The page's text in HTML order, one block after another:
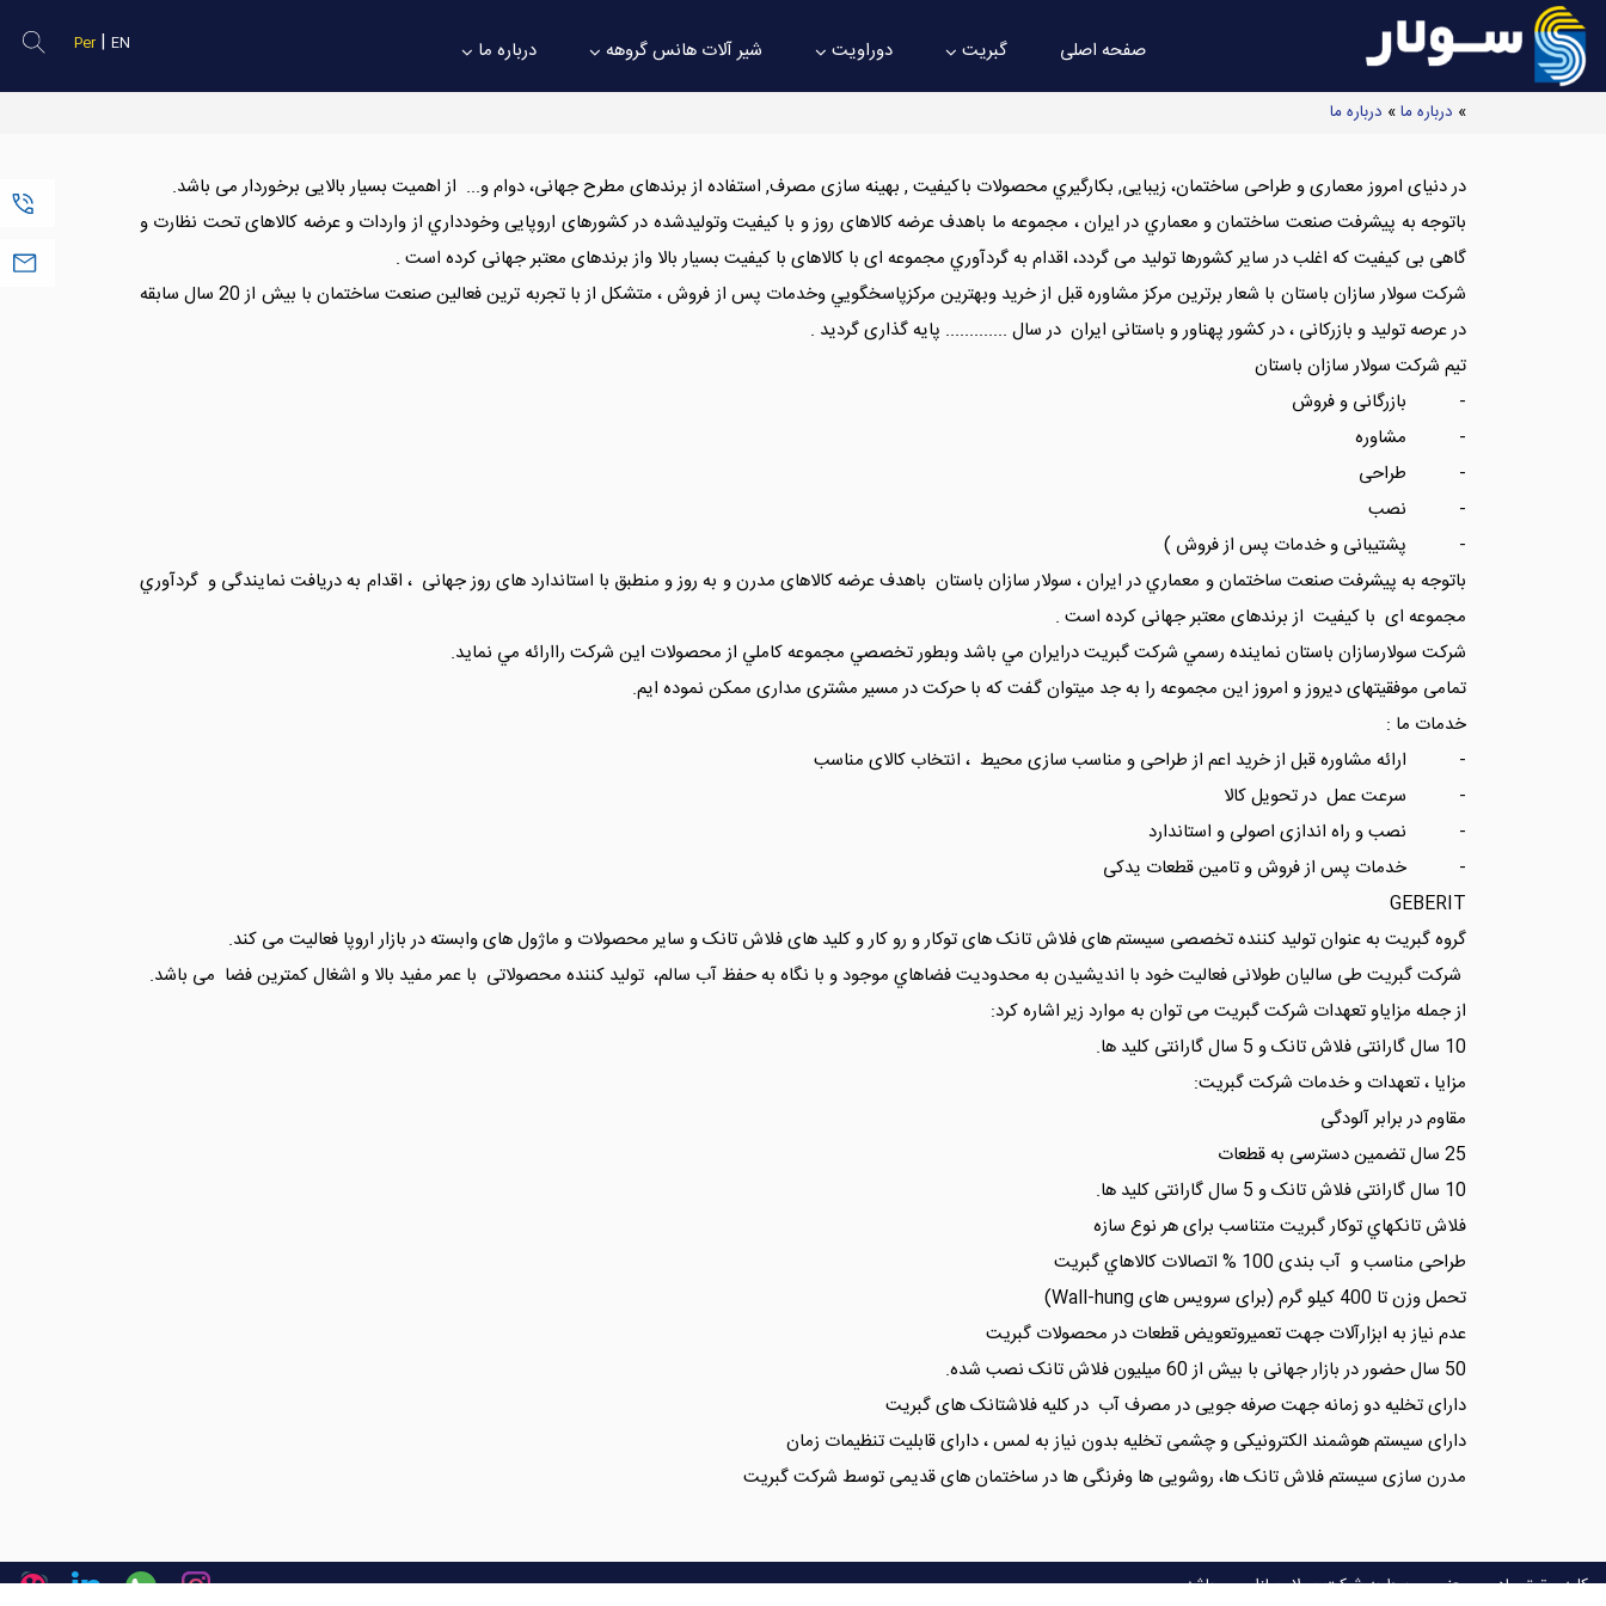
صفحه اصلی گبریت دوراویت شیر آلات هانس گروهه درباره ما Per | EN
» درباره ما» درباره ما
در دنیای امروز معماری و طراحی ساختمان، زیبایی, بكارگيري محصولات باکیفیت , بهینه سازی مصرف, استفاده از برندهای مطرح جهانی، دوام و... از اهمیت بسیار بالایی برخوردار می باشد.
باتوجه به پیشرفت صنعت ساختمان و معماري در ایران ، مجموعه ما باهدف عرضه کالاهای روز و با کیفیت وتوليدشده در کشورهای اروپایی وخودداري از واردات و عرضه کالاهای تحت نظارت و
گاهی بی کیفیت که اغلب در سایر کشورها تولید می گردد، اقدام به گردآوري مجموعه ای با کالاهای با کیفیت بسیار بالا واز برندهای معتبر جهانی كرده است .
شرکت سولار سازان باستان با شعار برترین مرکز مشاوره قبل از خرید وبهترين مركزپاسخگويي وخدمات پس از فروش ، متشکل از با تجربه ترین فعالین صنعت ساختمان با بیش از 20 سال سابقه
در عرصه تولید و بازرکانی ، در کشور پهناور و باستانی ایران در سال ............. پایه گذاری گردید .
تیم شرکت سولار سازان باستان
- بازرگانی و فروش
- مشاوره
- طراحی
- نصب
- پشتیبانی و خدمات پس از فروش )
باتوجه به پیشرفت صنعت ساختمان و معماري در ایران ، سولار سازان باستان باهدف عرضه کالاهای مدرن و به روز و منطبق با استاندارد های روز جهانی ، اقدام به دریافت نمایندگی و گردآوري
مجموعه ای با کیفیت از برندهای معتبر جهانی كرده است .
شركت سولارسازان باستان نماينده رسمي شركت گبريت درايران مي باشد وبطور تخصصي مجموعه كاملي از محصولات اين شركت راارائه مي نمايد.
تمامی موفقیتهای دیروز و امروز این مجموعه را به جد میتوان گفت که با حرکت در مسیر مشتری مداری ممکن نموده ایم.
خدمات ما :
- ارائه مشاوره قبل از خريد اعم از طراحی و مناسب سازی محیط ، انتخاب کالای مناسب
- سرعت عمل در تحویل کالا
- نصب و راه اندازی اصولی و استاندارد
- خدمات پس از فروش و تامین قطعات یدکی
GEBERIT
گروه گبریت به عنوان تولید کننده تخصصی سیستم های فلاش تانک های توکار و رو کار و کلید های فلاش تانک و سایر محصولات و ماژول های وابسته در بازار اروپا فعالیت می کند.
شرکت گبريت طی سالیان طولانی فعالیت خود با اندیشیدن به محدودیت فضاهاي موجود و با نگاه به حفظ آب سالم، تولید کننده محصولاتی با عمر مفید بالا و اشغال کمترین فضا می باشد.
از جمله مزاياو تعهدات شرکت گبريت می توان به موارد زیر اشاره کرد:
10 سال گارانتی فلاش تانک و 5 سال گارانتی کلید ها.
مزايا ، تعهدات و خدمات شرکت گبريت:
مقاوم در برابر آلودگی
25 سال تضمین دسترسی به قطعات
10 سال گارانتی فلاش تانک و 5 سال گارانتی کلید ها.
فلاش تانكهاي توكار گبريت متناسب برای هر نوع سازه
طراحی مناسب و آب بندی 100 % اتصالات كالاهاي گبريت
تحمل وزن تا 400 کیلو گرم (برای سرویس های Wall-hung)
عدم نیاز به ابزارآلات جهت تعميروتعويض قطعات در محصولات گبريت
50 سال حضور در بازار جهانی با بیش از 60 میلیون فلاش تانک نصب شده.
دارای تخلیه دو زمانه جهت صرفه جویی در مصرف آب در کلیه فلاشتانک های گبریت
دارای سیستم هوشمند الکترونیکی و چشمی تخلیه بدون نیاز به لمس ، دارای قابلیت تنظیمات زمان
مدرن سازی سیستم فلاش تانک ها، روشویی ها وفرنگی ها در ساختمان های قدیمی توسط شركت گبريت
کلیه حقوق مادی و معنوی مربوط به شرکت سولار سازان می باشد